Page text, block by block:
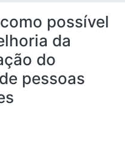
possível
da
do
pessoas